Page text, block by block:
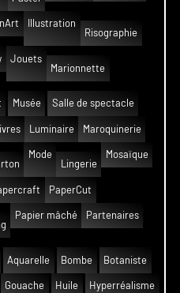
Illustration
Risographie
Jouets
Marionnette
Musée Salle de spectacle
Livres Luminaire Maroquinerie
Mode
Lingerie
Mosaïque
PaperCut
Papier mâché Partenaires
Aquarelle Bombe Botaniste
Gouache Huile Hyperréalisme